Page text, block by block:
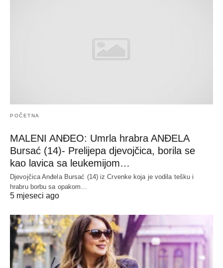
POČETNA
MALENI ANĐEO: Umrla hrabra ANĐELA
Bursać (14)- Prelijepa djevojčica, borila se
kao lavica sa leukemijom…
Djevojčica Anđela Bursać (14) iz Crvenke koja je vodila tešku i
hrabru borbu sa opakom…
5 mjeseci ago